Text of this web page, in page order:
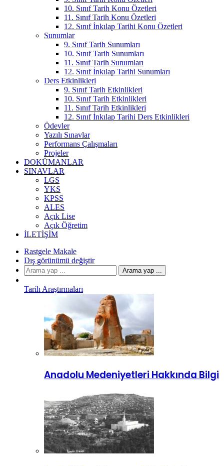
10. Sınıf Tarih Konu Özetleri
11. Sınıf Tarih Konu Özetleri
12. Sınıf İnkılap Tarihi Konu Özetleri
Sunumlar
9. Sınıf Tarih Sunumları
10. Sınıf Tarih Sunumları
11. Sınıf Tarih Sunumları
12. Sınıf İnkılap Tarihi Sunumları
Ders Etkinlikleri
9. Sınıf Tarih Etkinlikleri
10. Sınıf Tarih Etkinlikleri
11. Sınıf Tarih Etkinlikleri
12. Sınıf İnkılap Tarihi Ders Etkinlikleri
Ödevler
Yazılı Sınavlar
Performans Çalışmaları
Projeler
DOKÜMANLAR
SINAVLAR
LGS
YKS
KPSS
ALES
Açık Lise
Açık Öğretim
İLETIŞIM
Rastgele Makale
Dış görünümü değiştir
Arama yap ...
Tarih Araştırmaları
Anadolu Medeniyetleri Hakkında Bilgi